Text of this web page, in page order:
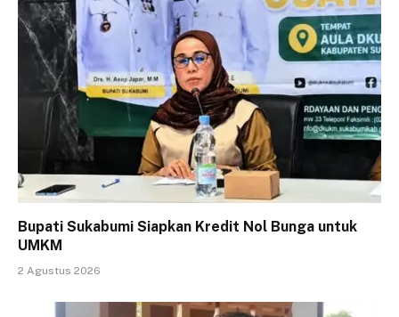
Bupati Sukabumi Siapkan Kredit Nol Bunga untuk
UMKM
2 Agustus 2026